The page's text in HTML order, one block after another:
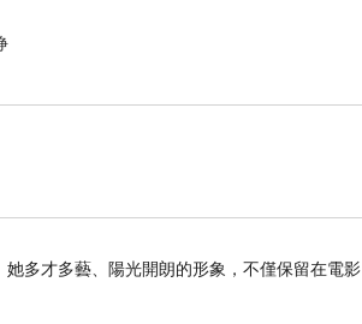
多才多藝、陽光開朗的形象，不僅保留在電影